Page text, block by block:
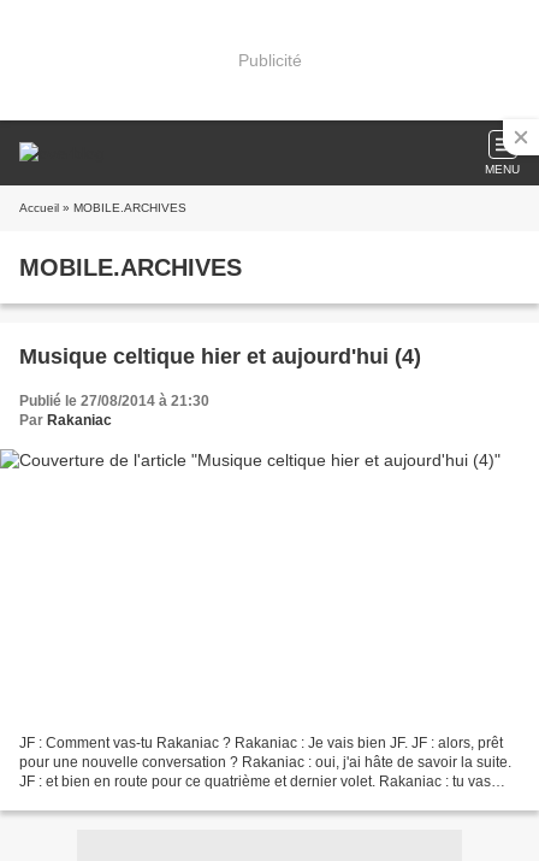
Publicité
MENU
Accueil » MOBILE.ARCHIVES
MOBILE.ARCHIVES
Musique celtique hier et aujourd'hui (4)
Publié le 27/08/2014 à 21:30
Par Rakaniac
JF : Comment vas-tu Rakaniac ? Rakaniac : Je vais bien JF. JF : alors, prêt
pour une nouvelle conversation ? Rakaniac : oui, j'ai hâte de savoir la suite.
JF : et bien en route pour ce quatrième et dernier volet. Rakaniac : tu vas